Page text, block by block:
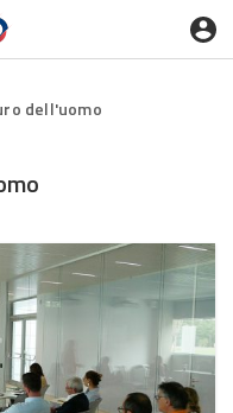
dell'uomo